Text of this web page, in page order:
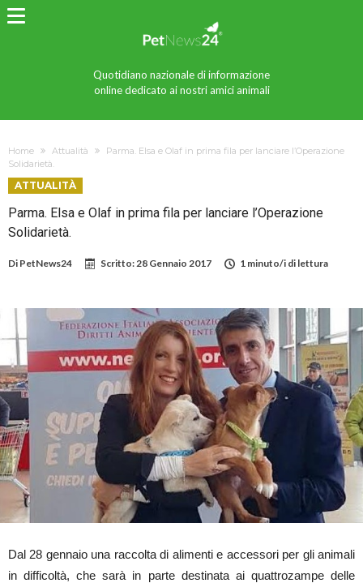
Quotidiano nazionale di informazione
online dedicato ai nostri amici animali
Home Attualità
Parma. Elsa e Olaf in prima fila per lanciare l’Operazione
Solidarietà.
ATTUALITÀ
Parma. Elsa e Olaf in prima fila per lanciare l’Operazione
Solidarietà.
Di PetNews24 Scritto:28 Gennaio 2017 1 minuto/i di lettura
Dal 28 gennaio una raccolta di alimenti e accessori per gli animali
in difficoltà, che sarà in parte destinata ai quattrozampe delle